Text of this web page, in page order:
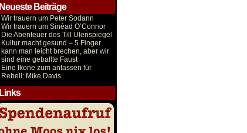
Neueste Beiträge
Wir trauern um Peter Sodann
Wir trauern um Sinéad O’Connor
Die Abenteuer des Till Ulenspiegel
Kultur macht gesund – 5 Finger
kann man leicht brechen, aber wir
sind eine geballte Faust
Eine Ikone zum anfassen für
Rebell: Mike Davis
Links